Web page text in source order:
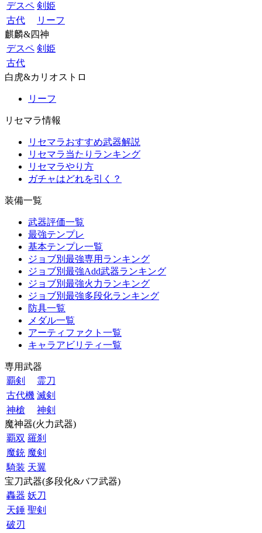
デスペ 剣姫
古代
リーフ
麒麟&四神
デスペ 剣姫
古代
白虎&カリオストロ
リーフ
リセマラ情報
リセマラおすすめ武器解説
リセマラ当たりランキング
リセマラやり方
ガチャはどれを引く？
装備一覧
武器評価一覧
最強テンプレ
基本テンプレ一覧
ジョブ別最強専用ランキング
ジョブ別最強Add武器ランキング
ジョブ別最強火力ランキング
ジョブ別最強多段化ランキング
防具一覧
メダル一覧
アーティファクト一覧
キャラアビリティ一覧
専用武器
覇剣
霊刀
古代機 滅剣
神槍
神剣
魔神器(火力武器)
覇双 羅刹
魔銃 魔剣
騎装 天翼
宝刀武器(多段化&バフ武器)
轟器 妖刀
天錘 聖剣
破刃